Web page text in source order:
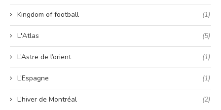
Kingdom of football (1)
L'Atlas (5)
L’Astre de l’orient (1)
L’Espagne (1)
L’hiver de Montréal (2)